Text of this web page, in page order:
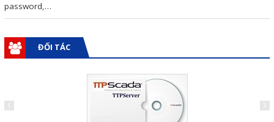
password,…
ĐỐI TÁC
Phụ kiện lắp tủ điện